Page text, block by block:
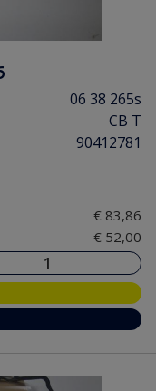
06 38 265s
CB T
90412781
€ 83,86
€ 52,00